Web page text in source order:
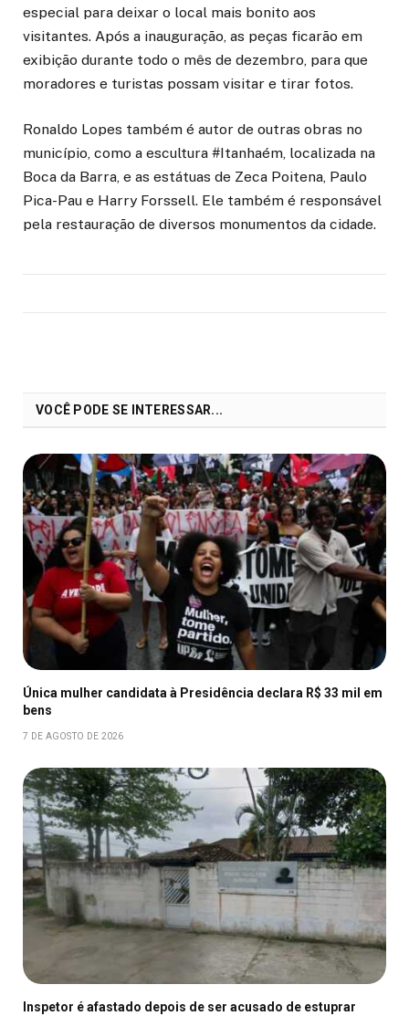
especial para deixar o local mais bonito aos
visitantes. Após a inauguração, as peças ficarão em
exibição durante todo o mês de dezembro, para que
moradores e turistas possam visitar e tirar fotos.
Ronaldo Lopes também é autor de outras obras no
município, como a escultura #Itanhaém, localizada na
Boca da Barra, e as estátuas de Zeca Poitena, Paulo
Pica-Pau e Harry Forssell. Ele também é responsável
pela restauração de diversos monumentos da cidade.
VOCÊ PODE SE INTERESSAR...
Única mulher candidata à Presidência declara R$ 33 mil em
bens
7 DE AGOSTO DE 2026
Inspetor é afastado depois de ser acusado de estuprar